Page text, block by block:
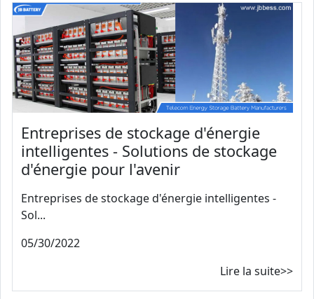
Entreprises de stockage d'énergie
intelligentes - Solutions de stockage
d'énergie pour l'avenir
Entreprises de stockage d'énergie intelligentes -
Sol...
05/30/2022
Lire la suite>>